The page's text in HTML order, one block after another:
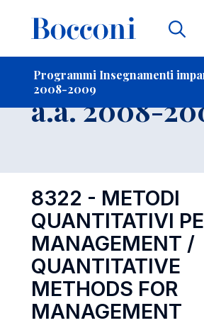
Programmi Insegnamenti
2008-2009
-
a.a. 2008-
8322 - METODI
QUANTITATIVI
MANAGEMENT /
QUANTITATIVE
METHODS FOR
MANAGEMENT